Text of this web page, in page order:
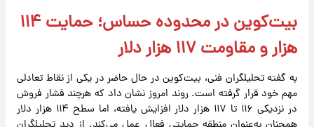
بیت‌کوین در محدوده حساس؛ حمایت ۱۱۴
هزار و مقاومت ۱۱۷ هزار دلار
به گفته تحلیلگران فنی، بیت‌کوین در حال حاضر در یکی از نقاط تعادلی
مهم خود قرار گرفته است. روند امروز نشان داد که هرچند فشار فروش
در نزدیکی ۱۱۶ تا ۱۱۷ هزار دلار افزایش یافته، اما سطح ۱۱۴ هزار دلار